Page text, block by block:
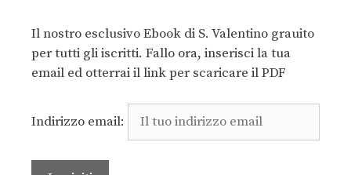
Il nostro esclusivo Ebook di S. Valentino grauito
per tutti gli iscritti. Fallo ora, inserisci la tua
email ed otterrai il link per scaricare il PDF
Indirizzo email: